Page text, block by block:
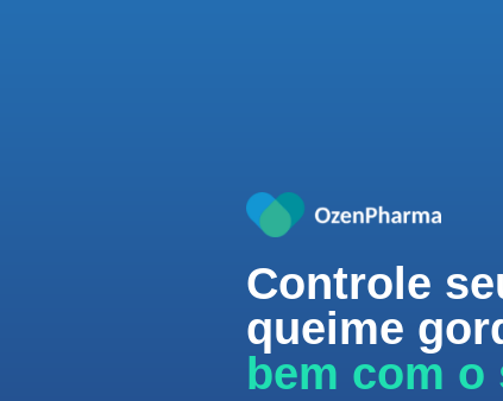
Controle
queime
bem com